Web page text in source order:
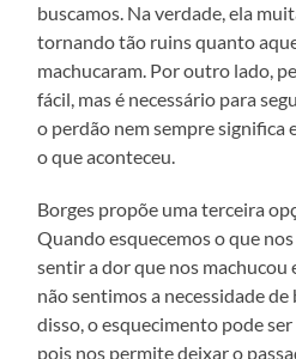
buscamos. Na verdade, ela
tornando tão ruins quanto
machucaram. Por outro lado,
fácil, mas é necessário para
o perdão nem sempre significa
o que aconteceu.
Borges propõe uma terceira
Quando esquecemos o que
sentir a dor que nos machucou
não sentimos a necessidade
disso, o esquecimento pode
pois nos permite deixar o